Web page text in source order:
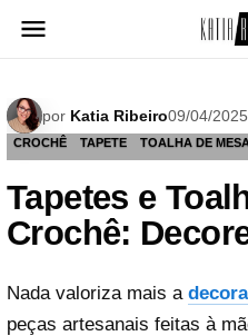
para
por Katia Ribeiro09/04/
CROCHÊ TAPETE TOALHA DE
Tapetes e
Crochê:
Nada valoriza mais a
peças artesanais feitas à